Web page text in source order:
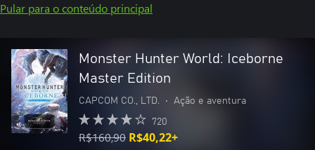
Pular para o conteúdo principal
Monster Hunter World: Iceborne
Master Edition
CAPCOM CO., LTD. • Ação e aventura
720
R$160,90 R$40,22+